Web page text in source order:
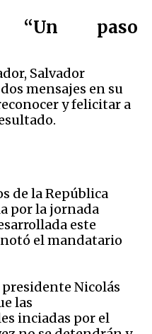
“Un paso
Salvador
mensajes en su
y felicitar a
de la República
por la jornada
este
el mandatario
Nicolás
las
inciadas por el